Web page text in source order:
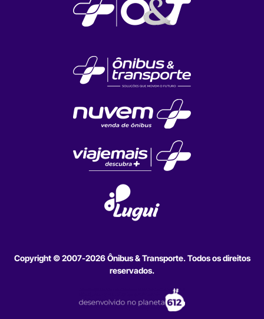
Copyright © 2007-2026 Ônibus & Transporte. Todos os direitos
reservados.